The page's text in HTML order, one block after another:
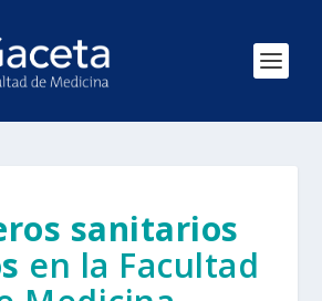
sanitarios
en la Facultad